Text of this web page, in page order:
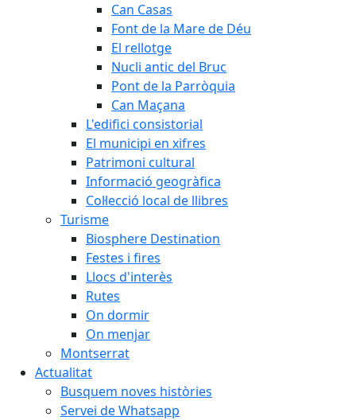
Can Casas
Font de la Mare de Déu
El rellotge
Nucli antic del Bruc
Pont de la Parròquia
Can Maçana
L'edifici consistorial
El municipi en xifres
Patrimoni cultural
Informació geogràfica
Col·lecció local de llibres
Turisme
Biosphere Destination
Festes i fires
Llocs d'interès
Rutes
On dormir
On menjar
Montserrat
Actualitat
Busquem noves històries
Servei de Whatsapp